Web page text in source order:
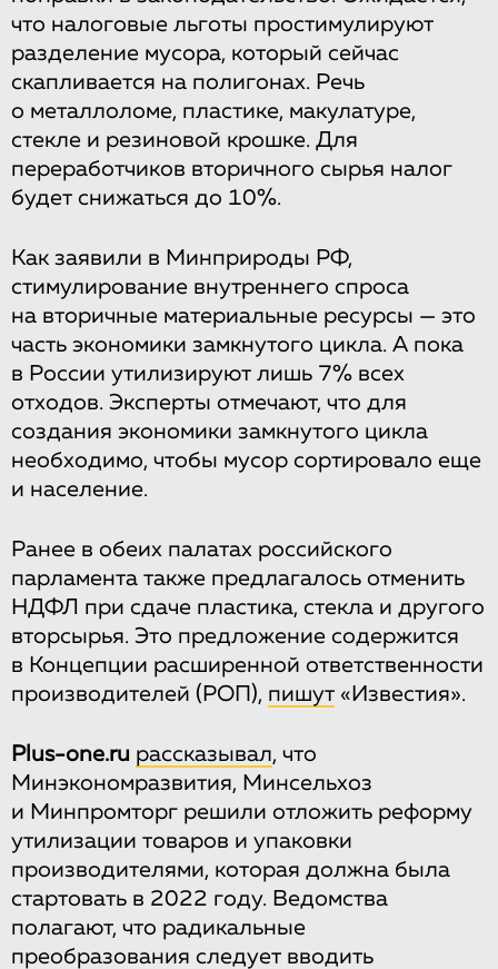
что налоговые льготы простимулируют
разделение мусора, который сейчас
скапливается на полигонах. Речь
о металлоломе, пластике, макулатуре,
стекле и резиновой крошке. Для
переработчиков вторичного сырья налог
будет снижаться до 10%.
Как заявили в Минприроды РФ,
стимулирование внутреннего спроса
на вторичные материальные ресурсы — это
часть экономики замкнутого цикла. А пока
в России утилизируют лишь 7% всех
отходов. Эксперты отмечают, что для
создания экономики замкнутого цикла
необходимо, чтобы мусор сортировало еще
и население.
Ранее в обеих палатах российского
парламента также предлагалось отменить
НДФЛ при сдаче пластика, стекла и другого
вторсырья. Это предложение содержится
в Концепции расширенной ответственности
производителей (РОП), пишут «Известия».
Plus-one.ru рассказывал, что
Минэкономразвития, Минсельхоз
и Минпромторг решили отложить реформу
утилизации товаров и упаковки
производителями, которая должна была
стартовать в 2022 году. Ведомства
полагают, что радикальные
преобразования следует вводить